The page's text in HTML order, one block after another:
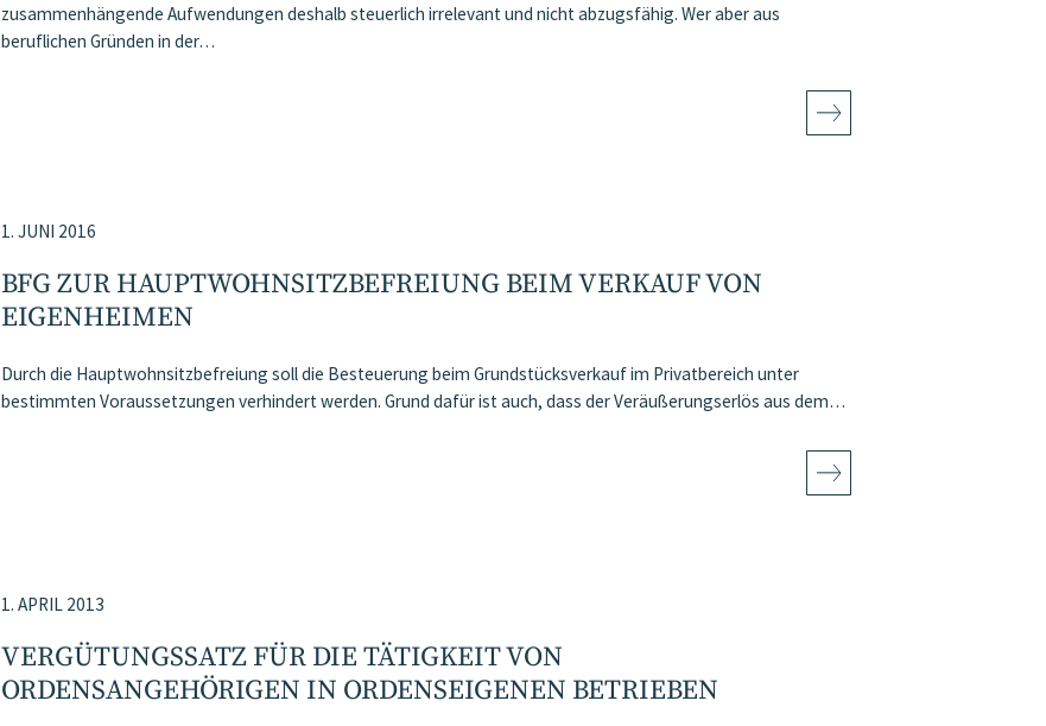
zusammenhängende Aufwendungen deshalb steuerlich irrelevant und nicht abzugsfähig. Wer aber aus
beruflichen Gründen in der…
1. JUNI 2016
BFG ZUR HAUPTWOHNSITZBEFREIUNG BEIM VERKAUF VON
EIGENHEIMEN
Durch die Hauptwohnsitzbefreiung soll die Besteuerung beim Grundstücksverkauf im Privatbereich unter
bestimmten Voraussetzungen verhindert werden. Grund dafür ist auch, dass der Veräußerungserlös aus dem…
1. APRIL 2013
VERGÜTUNGSSATZ FÜR DIE TÄTIGKEIT VON
ORDENSANGEHÖRIGEN IN ORDENSEIGENEN BETRIEBEN